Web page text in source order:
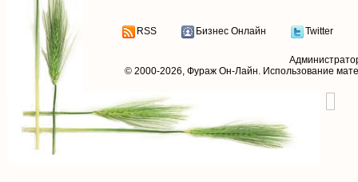
RSS Бизнес Онлайн Twitter
© 2000-2026, Фураж Он-Лайн. Использование